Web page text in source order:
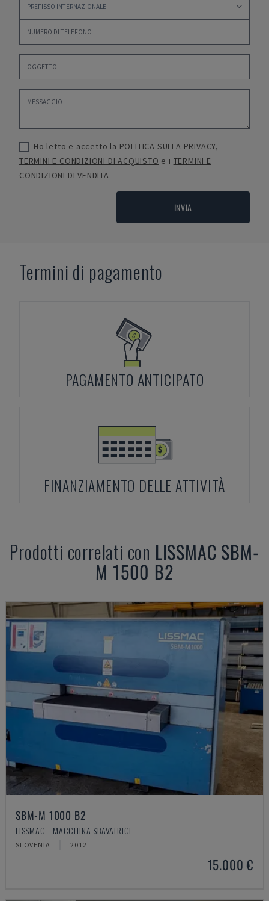
Ho letto e accetto la POLITICA SULLA PRIVACY,
TERMINI E CONDIZIONI DI ACQUISTO e i TERMINI E
CONDIZIONI DI VENDITA
INVIA
Termini di pagamento
PAGAMENTO ANTICIPATO
FINANZIAMENTO DELLE ATTIVITÀ
Prodotti correlati con LISSMAC SBM-
M 1500 B2
SBM-M 1000 B2
LISSMAC - MACCHINA SBAVATRICE
SLOVENIA 2012
15.000 €